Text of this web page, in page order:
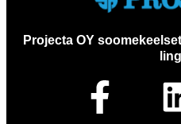
Projecta OY